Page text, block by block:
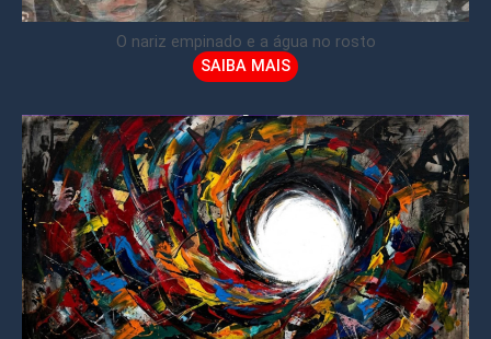
O nariz empinado e a água no rosto
SAIBA MAIS